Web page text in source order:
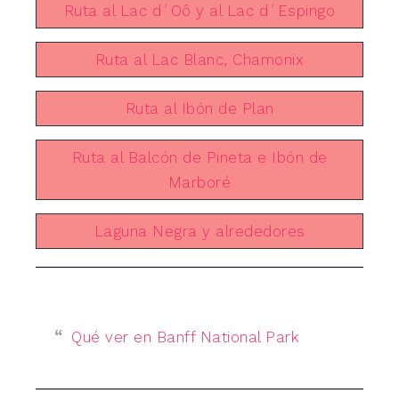
Ruta al Lac d´Oô y al Lac d´Espingo
Ruta al Lac Blanc, Chamonix
Ruta al Ibón de Plan
Ruta al Balcón de Pineta e Ibón de
Marboré
Laguna Negra y alrededores
Qué ver en Banff National Park